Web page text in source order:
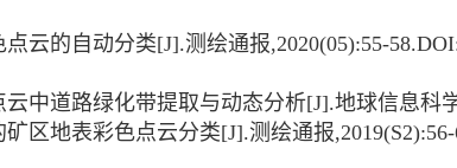
云的自动分类[J].测绘通报,2020(05):55-
云中道路绿化带提取与动态分析[J].地球信息科
区地表彩色点云分类[J].测绘通报